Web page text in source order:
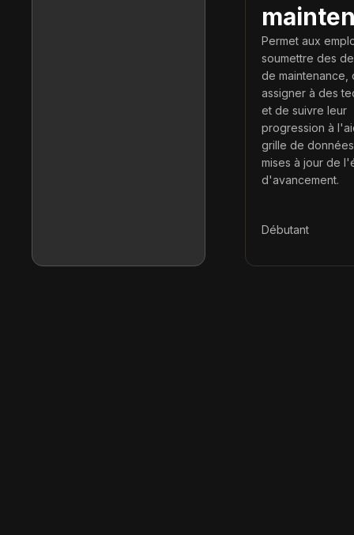
Permet aux
soumettre des
de maintenance,
assigner à des
et de suivre leur
progression à
grille de
mises à jour de
d'avancement.
Débutant